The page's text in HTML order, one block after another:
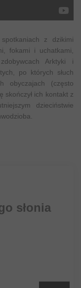
z dzikimi
fokami i uchatkami,
Arktyki i
po których słuch
obyczajach (często
skończył ich kontakt z
dzieciństwie